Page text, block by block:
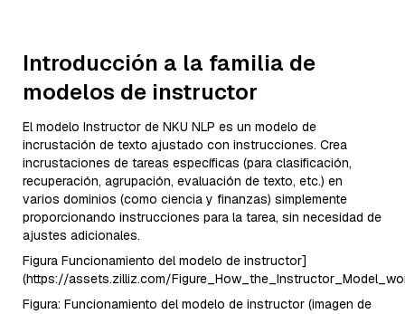
Introducción a la familia de
modelos de instructor
El modelo Instructor de NKU NLP es un modelo de
incrustación de texto ajustado con instrucciones. Crea
incrustaciones de tareas específicas (para clasificación,
recuperación, agrupación, evaluación de texto, etc.) en
varios dominios (como ciencia y finanzas) simplemente
proporcionando instrucciones para la tarea, sin necesidad de
ajustes adicionales.
Figura Funcionamiento del modelo de instructor]
(https://assets.zilliz.com/
Figura: Funcionamiento del modelo de instructor (imagen de